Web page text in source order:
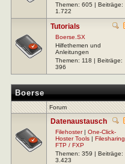
Themen: 605 | Beiträge:
1.722
Tutorials
Boerse.SX
Hilfethemen und
Anleitungen
Themen: 118 | Beiträge:
396
Boerse
Forum
Datenaustausch
Filehoster| One-Click-
Hoster Tools | Filesharing
FTP / FXP
Themen: 359 | Beiträge:
3.423